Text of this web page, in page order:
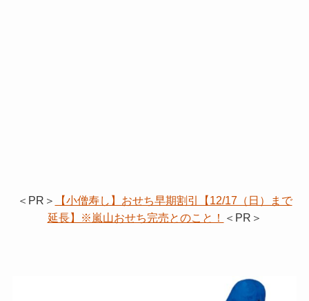
＜PR＞
【小僧寿し】おせち早期割引【12/17（日）まで
延長】※嵐山おせち完売とのこと！
＜PR＞